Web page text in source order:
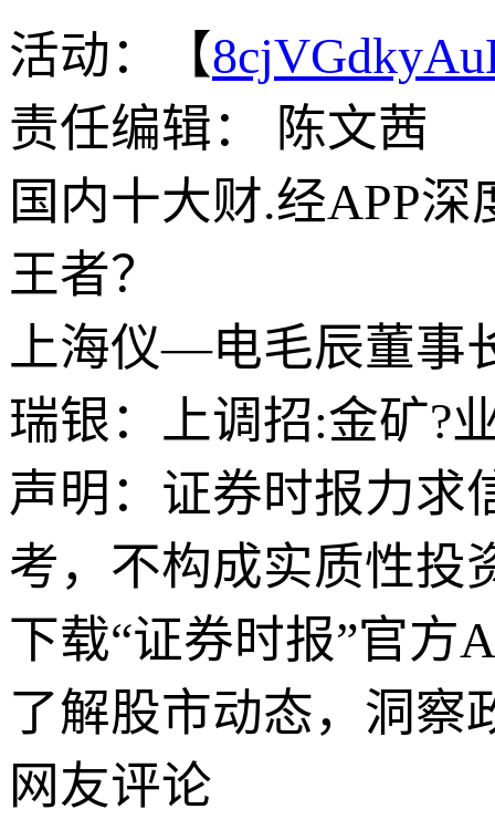
活动：【
责任编辑： 陈文茜
国内十大财.经APP
王者？
上海仪—电毛辰董事
瑞银：上调招:金矿?
声明：证券时报力求
考，不构成实质性投
下载“证券时报”官方
了解股市动态，洞察
网友评论